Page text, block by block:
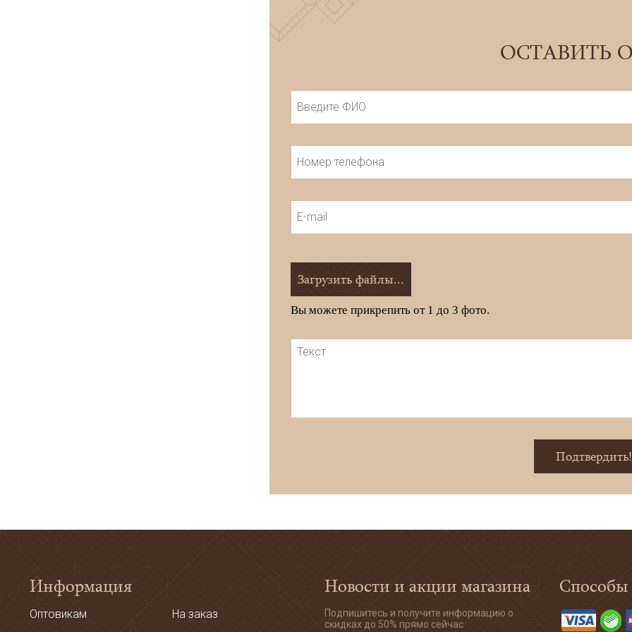
ОСТАВИТЬ
Загрузить файлы...
Вы можете прикрепить от 1 до 3 фото.
Подтвердить!
Информация
Оптовикам
На заказ
Новости и акции магазина
Подпишитесь и получите информацию о
скидках до 50% прямо сейчас